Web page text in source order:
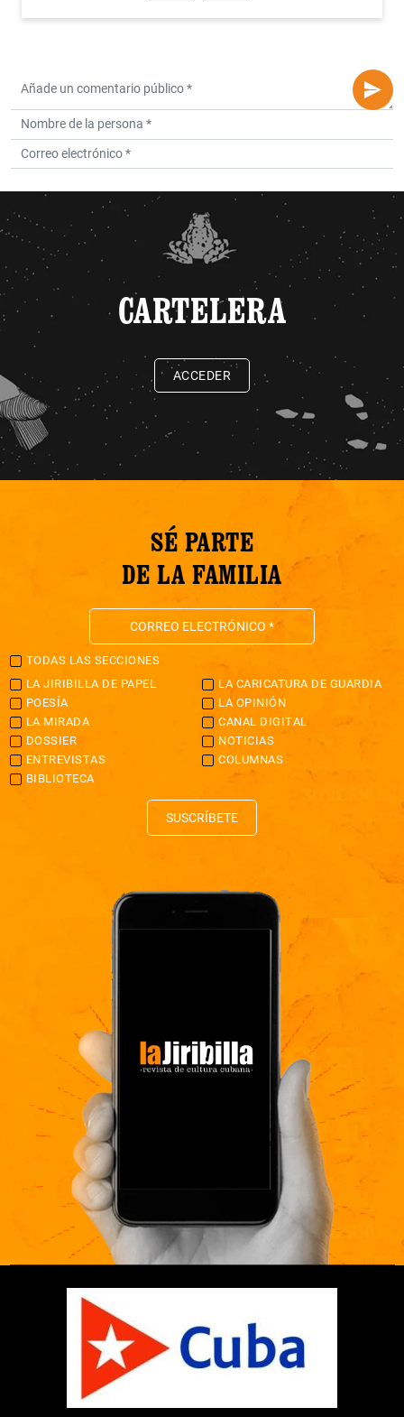
CARTELERA
ACCEDER
SÉ PARTE
DE LA FAMILIA
TODAS LAS SECCIONES
LA JIRIBILLA DE PAPEL
LA CARICATURA DE GUARDIA
POESÍA
LA OPINIÓN
LA MIRADA
CANAL DIGITAL
DOSSIER
NOTICIAS
ENTREVISTAS
COLUMNAS
BIBLIOTECA
SUSCRÍBETE